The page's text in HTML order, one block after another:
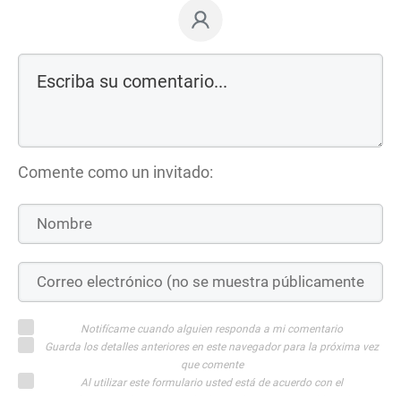
Comente como un invitado:
Notifícame cuando alguien responda a mi comentario
Guarda los detalles anteriores en este navegador para la próxima vez
que comente
Al utilizar este formulario usted está de acuerdo con el